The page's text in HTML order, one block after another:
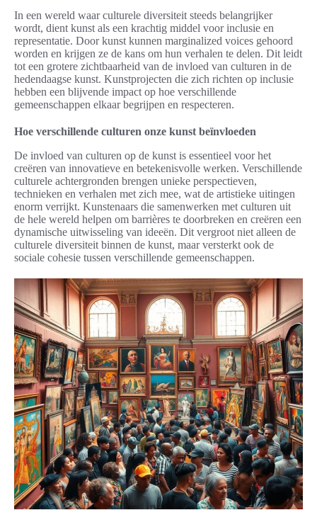
In een wereld waar culturele diversiteit steeds belangrijker
wordt, dient kunst als een krachtig middel voor inclusie en
representatie. Door kunst kunnen marginalized voices gehoord
worden en krijgen ze de kans om hun verhalen te delen. Dit leidt
tot een grotere zichtbaarheid van de invloed van culturen in de
hedendaagse kunst. Kunstprojecten die zich richten op inclusie
hebben een blijvende impact op hoe verschillende
gemeenschappen elkaar begrijpen en respecteren.
Hoe verschillende culturen onze kunst beïnvloeden
De invloed van culturen op de kunst is essentieel voor het
creëren van innovatieve en betekenisvolle werken. Verschillende
culturele achtergronden brengen unieke perspectieven,
technieken en verhalen met zich mee, wat de artistieke uitingen
enorm verrijkt. Kunstenaars die samenwerken met culturen uit
de hele wereld helpen om barrières te doorbreken en creëren een
dynamische uitwisseling van ideeën. Dit vergroot niet alleen de
culturele diversiteit binnen de kunst, maar versterkt ook de
sociale cohesie tussen verschillende gemeenschappen.